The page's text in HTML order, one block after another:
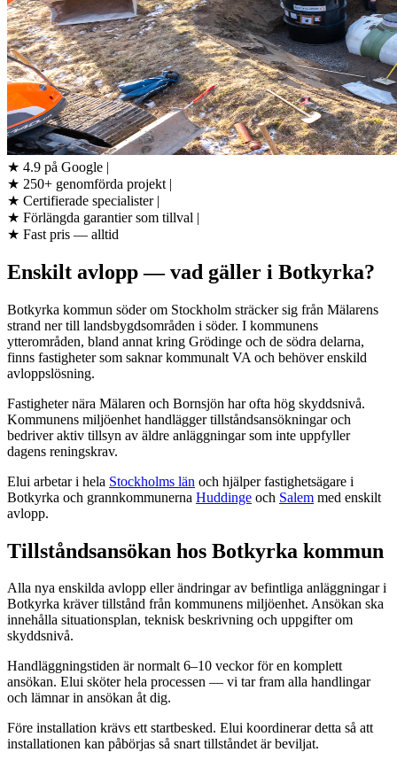
★ 4.9 på Google |
★ 250+ genomförda projekt |
★ Certifierade specialister |
★ Förlängda garantier som tillval |
★ Fast pris — alltid
Enskilt avlopp — vad gäller i Botkyrka?
Botkyrka kommun söder om Stockholm sträcker sig från Mälarens
strand ner till landsbygdsområden i söder. I kommunens
ytterområden, bland annat kring Grödinge och de södra delarna,
finns fastigheter som saknar kommunalt VA och behöver enskild
avloppslösning.
Fastigheter nära Mälaren och Bornsjön har ofta hög skyddsnivå.
Kommunens miljöenhet handlägger tillståndsansökningar och
bedriver aktiv tillsyn av äldre anläggningar som inte uppfyller
dagens reningskrav.
Elui arbetar i hela Stockholms län och hjälper fastighetsägare i
Botkyrka och grannkommunerna Huddinge och Salem med enskilt
avlopp.
Tillståndsansökan hos Botkyrka kommun
Alla nya enskilda avlopp eller ändringar av befintliga anläggningar i
Botkyrka kräver tillstånd från kommunens miljöenhet. Ansökan ska
innehålla situationsplan, teknisk beskrivning och uppgifter om
skyddsnivå.
Handläggningstiden är normalt 6–10 veckor för en komplett
ansökan. Elui sköter hela processen — vi tar fram alla handlingar
och lämnar in ansökan åt dig.
Före installation krävs ett startbesked. Elui koordinerar detta så att
installationen kan påbörjas så snart tillståndet är beviljat.